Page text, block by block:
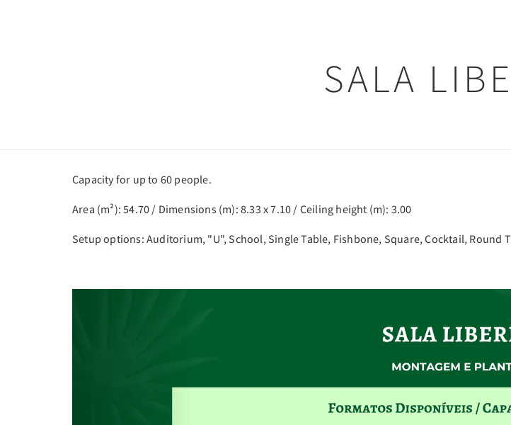
SALA
Capacity for up to 60 people.
Area (m²): 54.70 / Dimensions (m): 8.33 x 7.10 / Ceiling height (m): 3.00
Setup options: Auditorium, "U", School, Single Table, Fishbone, Square, Cocktail, Round